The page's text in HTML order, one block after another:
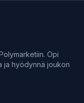
Opi
ja hyödynnä joukon